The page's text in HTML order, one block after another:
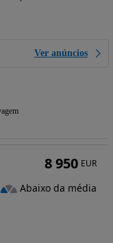
Ver anúncios
8 950 EUR
Abaixo da média